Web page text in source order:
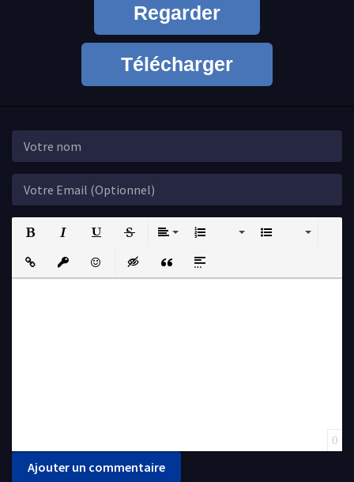
Regarder
Télécharger
Insert LinkInsert protected link
EmoticonsInsert hidden text
Insert QuoteInsert spoiler
0
Ajouter un commentaire